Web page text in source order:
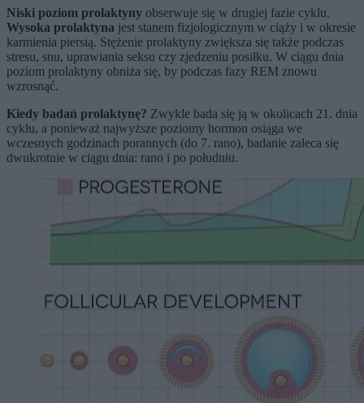
Niski poziom prolaktyny obserwuje się w drugiej fazie cyklu.
Wysoka prolaktyna jest stanem fizjologicznym w ciąży i w okresie
karmienia piersią. Stężenie prolaktyny zwiększa się także podczas
stresu, snu, uprawiania seksu czy zjedzeniu posiłku. W ciągu dnia
poziom prolaktyny obniża się, by podczas fazy REM znowu
wzrosnąć.
Kiedy badań prolaktynę? Zwykle bada się ją w okolicach 21. dnia
cyklu, a ponieważ najwyższe poziomy hormon osiąga we
wczesnych godzinach porannych (do 7. rano), badanie zaleca się
dwukrotnie w ciągu dnia: rano i po południu.